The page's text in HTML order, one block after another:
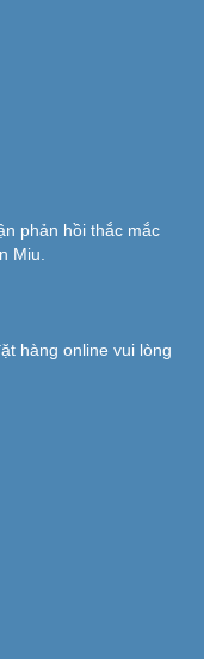
phản hồi thắc mắc
Miu.
hàng online vui lòng